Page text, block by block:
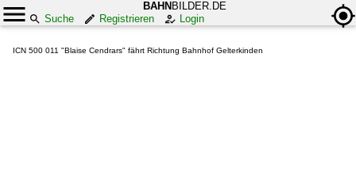
BAHN BILDER.DE
Suche
Registrieren Login
ICN 500 011 "Blaise Cendrars" fährt Richtung Bahnhof Gelterkinden